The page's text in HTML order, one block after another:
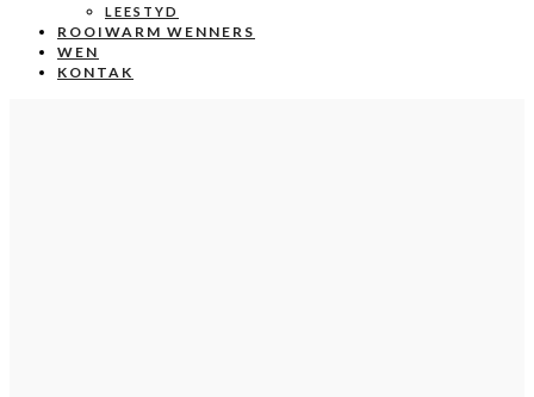
LEESTYD
ROOIWARM WENNERS
WEN
KONTAK